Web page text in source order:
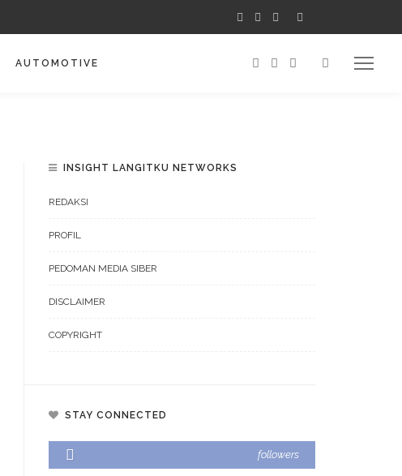
AUTOMOTIVE
INSIGHT LANGITKU NETWORKS
REDAKSI
PROFIL
PEDOMAN MEDIA SIBER
DISCLAIMER
COPYRIGHT
STAY CONNECTED
followers